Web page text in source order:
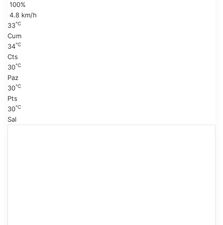
a
y
f
100%
4.8 km/h
33℃
Cum
34℃
Cts
30℃
Paz
30℃
Pts
30℃
Sal